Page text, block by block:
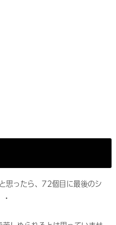
思ったら、72個目に最後のシ